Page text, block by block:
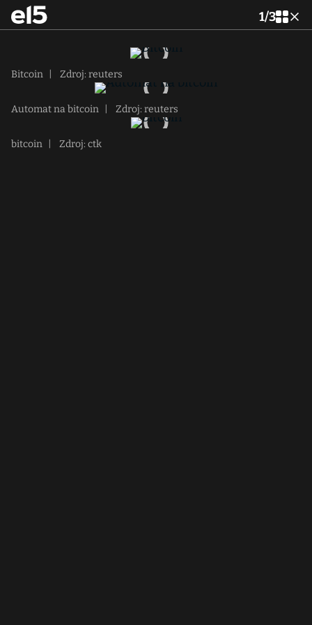
1/3
Bitcoin Zdroj: reuters
Automat na bitcoin Zdroj: reuters
bitcoin Zdroj: ctk